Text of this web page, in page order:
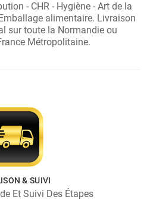
- CHR - Hygiène - Art de la
alimentaire. Livraison
sur toute la Normandie ou
Métropolitaine.
& SUIVI
Et Suivi Des Étapes